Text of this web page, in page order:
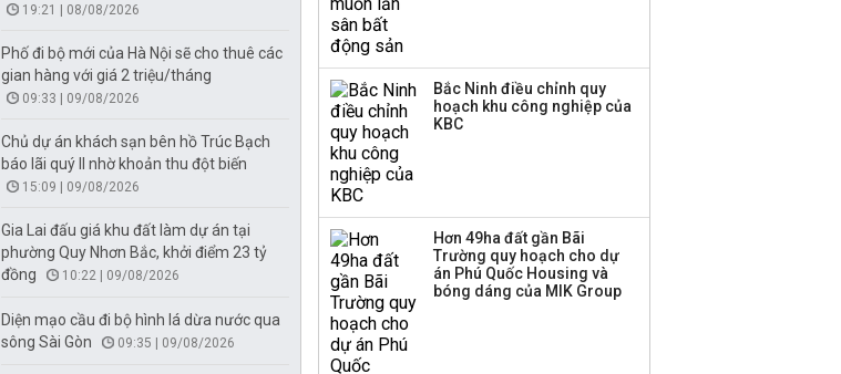
19:21 | 08/08/2026
Phố đi bộ mới của Hà Nội sẽ cho thuê các
gian hàng với giá 2 triệu/tháng
09:33 | 09/08/2026
Chủ dự án khách sạn bên hồ Trúc Bạch
báo lãi quý II nhờ khoản thu đột biến
15:09 | 09/08/2026
Gia Lai đấu giá khu đất làm dự án tại
phường Quy Nhơn Bắc, khởi điểm 23 tỷ
đồng
10:22 | 09/08/2026
Diện mạo cầu đi bộ hình lá dừa nước qua
sông Sài Gòn
09:35 | 09/08/2026
Bắc Ninh điều chỉnh quy
hoạch khu công nghiệp của
KBC
Hơn 49ha đất gần Bãi
Trường quy hoạch cho dự
án Phú Quốc Housing và
bóng dáng của MIK Group